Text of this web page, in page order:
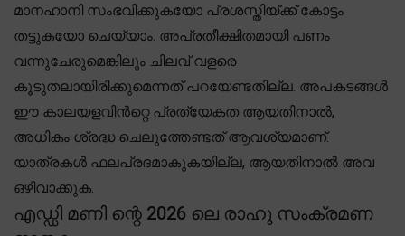
മാനഹാനി സംഭവിക്കുകയോ പ്രശസ്തിയ്ക്ക് കോട്ടം
തട്ടുകയോ ചെയ്യാം. അപ്രതീക്ഷിതമായി പണം
വന്നുചേരുമെങ്കിലും ചിലവ് വളരെ
കൂടുതലായിരിക്കുമെന്നത് പറയേണ്ടതില്ല. അപകടങ്ങൾ
ഈ കാലയളവിൻറ്റെ പ്രത്യേകത ആയതിനാൽ,
അധികം ശ്രദ്ധ ചെലുത്തേണ്ടത് ആവശ്യമാണ്.
യാത്രകൾ ഫലപ്രദമാകുകയില്ല, ആയതിനാൽ അവ
ഒഴിവാക്കുക.
എഡ്ഡി മണി ന്റെ 2026 ലെ രാഹു സംക്രമണ